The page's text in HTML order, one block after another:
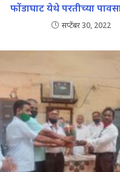
फोंडाघाट येथे परतीच्या
सप्टेंबर 30, 2022